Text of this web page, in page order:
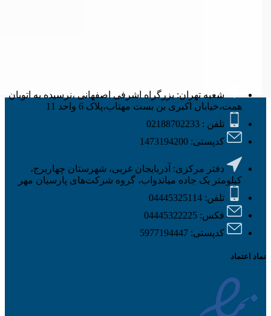
شعبه تهران: بزرگراه اشرفی اصفهانی ،نرسیده به اتوبان
همت،خیابان اکبری بن بست مهتاب،پلاک 6 واحد 11
تلفن : 02188702233
کدپستی: 1473194200
دفتر مرکزی: آذربایجان غربی، شهرستان چهاربرج،
کیلومتر یک جاده میاندواب، گروه شرکت‌های پارسیان مهر
تلفن: 04445325114
فکس: 04445322225
کدپستی: 5977194447
نماد اعتماد